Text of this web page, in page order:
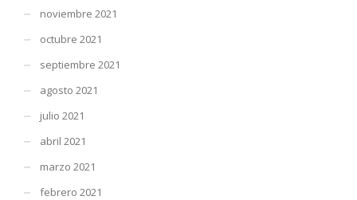
noviembre 2021
octubre 2021
septiembre 2021
agosto 2021
julio 2021
abril 2021
marzo 2021
febrero 2021